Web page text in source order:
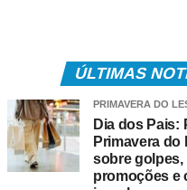
ÚLTIMAS
PRIMAVERA DO
Dia dos Pais:
Primavera do
sobre golpes,
promoções e